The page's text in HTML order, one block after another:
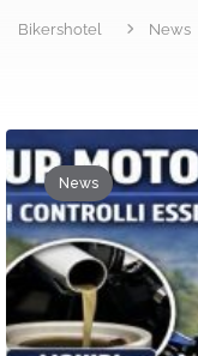
Bikershotel News
News